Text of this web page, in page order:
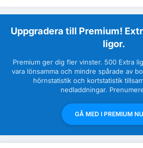
Uppgradera till Premium!
ligor.
Premium ger dig fler vinster. 500 Extra
vara lönsamma och mindre spårade av
hörnstatistik och kortstatistik
nedladdningar.
GÅ MED I PREMIUM NU